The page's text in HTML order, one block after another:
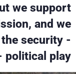
we support
and we
security -
political play
سياسة
منوعات